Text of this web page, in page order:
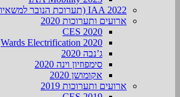
IAA 2022 (תערוכת הנובר למשאיות)
ארועים ותערוכות 2020
CES 2020
Wards Electrification 2020
ג’נבה 2020
סימפוזיון וינה 2020
אקומושן 2020
ארועים ותערוכות 2019